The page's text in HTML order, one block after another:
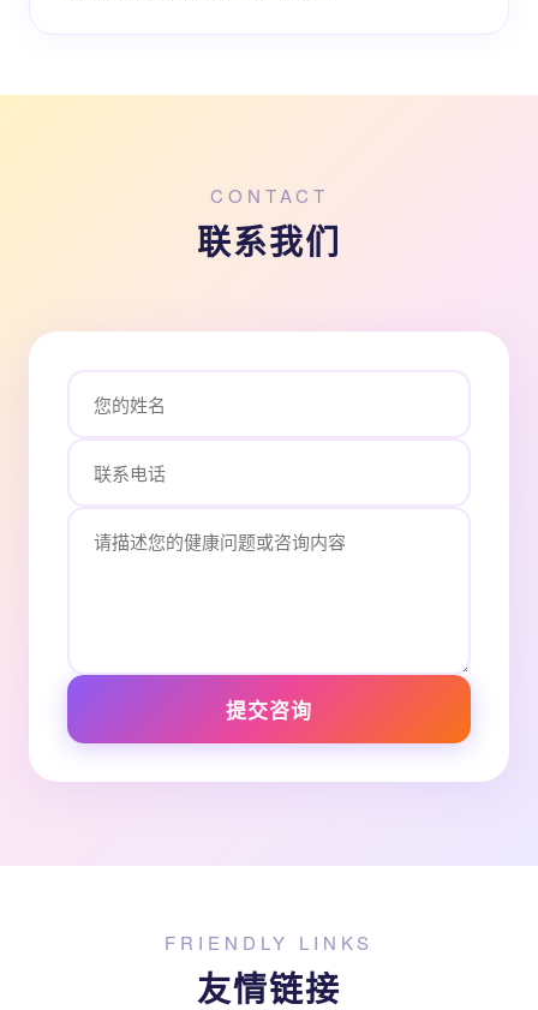
CONTACT
联系我们
提交咨询
FRIENDLY LINKS
友情链接